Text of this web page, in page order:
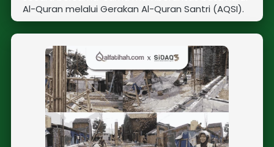
Al-Quran melalui Gerakan Al-Quran Santri (AQSI).